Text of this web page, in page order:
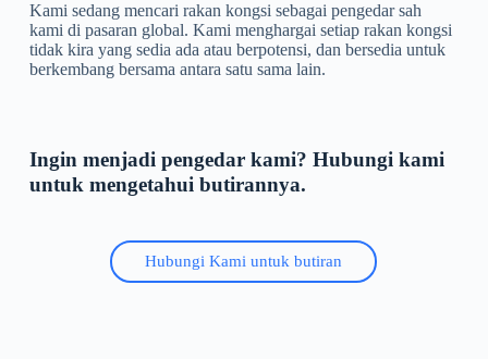
Kami sedang mencari rakan kongsi sebagai pengedar sah
kami di pasaran global. Kami menghargai setiap rakan kongsi
tidak kira yang sedia ada atau berpotensi, dan bersedia untuk
berkembang bersama antara satu sama lain.
Ingin menjadi pengedar kami? Hubungi kami
untuk mengetahui butirannya.
Hubungi Kami untuk butiran